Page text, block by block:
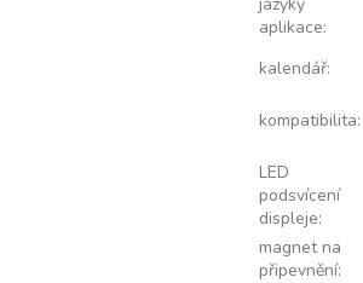
aplikace:
kalendář:
kompatibilita:
LED
podsvícení
displeje:
magnet na
připevnění: